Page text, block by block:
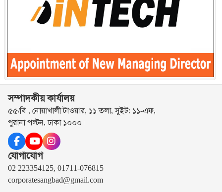
সম্পাদকীয় কার্যালয়
৫৫/বি , নোয়াখালী টাওয়ার, ১১ তলা, সুইট: ১১-এফ,
পুরানা পল্টন, ঢাকা ১০০০।
যোগাযোগ
02 223354125, 01711-076815
corporatesangbad@gmail.com